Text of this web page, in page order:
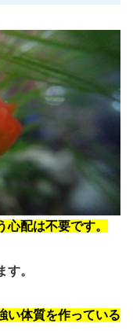
心配は不要です。
。
い体質を作っている